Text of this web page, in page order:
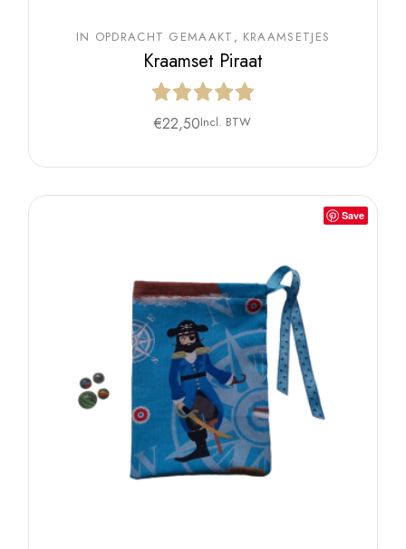
IN OPDRACHT GEMAAKT KRAAMSETJES
Kraamset Piraat
€22,50Incl. BTW
Save